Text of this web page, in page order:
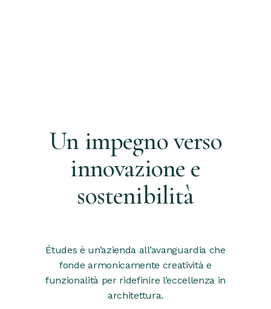
Un impegno verso
innovazione e
sostenibilità
Études è un’azienda all’avanguardia che
fonde armonicamente creatività e
funzionalità per ridefinire l’eccellenza in
architettura.